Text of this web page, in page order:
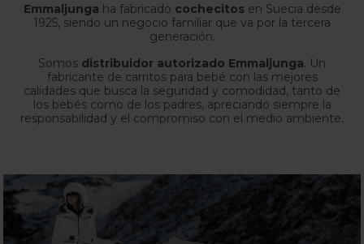
Emmaljunga ha fabricado cochecitos en Suecia desde
1925, siendo un negocio familiar que va por la tercera
generación.
Somos distribuidor autorizado Emmaljunga. Un
fabricante de carritos para bebé con las mejores
calidades que busca la seguridad y comodidad, tanto de
los bebés como de los padres, apreciando siempre la
responsabilidad y el compromiso con el medio ambiente.